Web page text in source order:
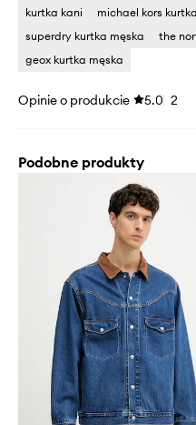
kurtka kani
michael kors
superdry kurtka męska
the
geox kurtka męska
Opinie o produkcie 5.0 2
Podobne produkty